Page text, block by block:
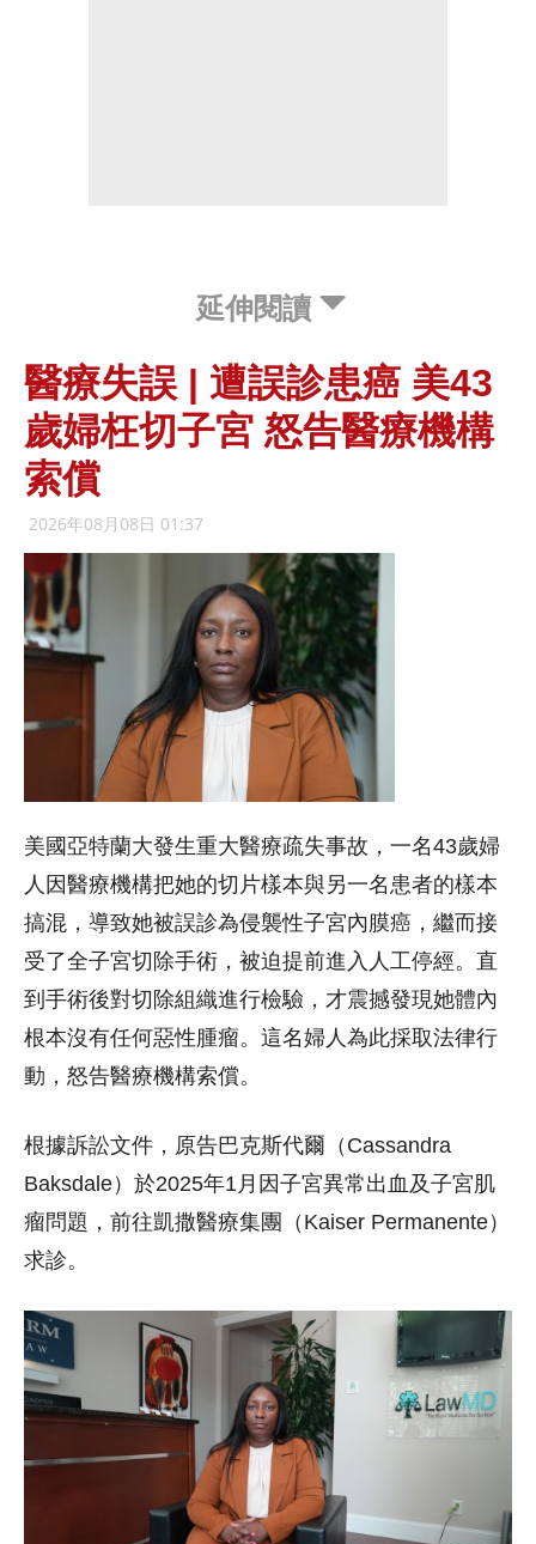
延伸閱讀
醫療失誤 | 遭誤診患癌 美43
歲婦枉切子宮 怒告醫療機構
索償
2026年08月08日 01:37
美國亞特蘭大發生重大醫療疏失事故，一名43歲婦
人因醫療機構把她的切片樣本與另一名患者的樣本
搞混，導致她被誤診為侵襲性子宮內膜癌，繼而接
受了全子宮切除手術，被迫提前進入人工停經。直
到手術後對切除組織進行檢驗，才震撼發現她體內
根本沒有任何惡性腫瘤。這名婦人為此採取法律行
動，怒告醫療機構索償。
根據訴訟文件，原告巴克斯代爾（Cassandra
Baksdale）於2025年1月因子宮異常出血及子宮肌
瘤問題，前往凱撒醫療集團（Kaiser Permanente）
求診。